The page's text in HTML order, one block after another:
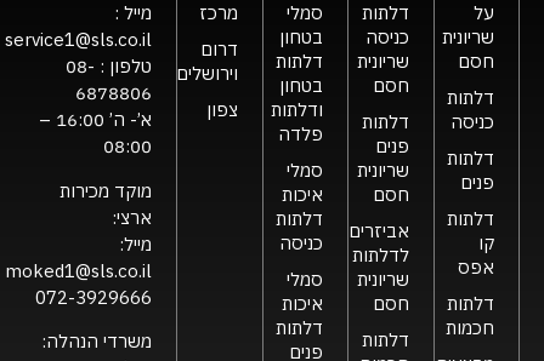
על
שריונית
חסם
דלתות
כניסה
דלתות
פנים
דלתות
קו
אפס
דלתות
חכמות
דלתות
כניסה
שריונית
חסם
דלתות
פנים
שריונית
חסם
אביזרים
לדלתות
שריונית
חסם
דלתות
סמלי
בטחון
דלתות
בטחון
ודלתות
פלדה
סמלי
איכות
דלתות
כניסה
סמלי
איכות
דלתות
פנים
מרכז
דרום
וירושלים
צפון
מייל :
service1@sls.co.il
טלפון : 08-
6878806
א’- ה’ 16:00 –
08:00
מוקד מכירות
ארצי:
מייל:
moked1@sls.co.il
072-3929666
משרדי הנהלה: